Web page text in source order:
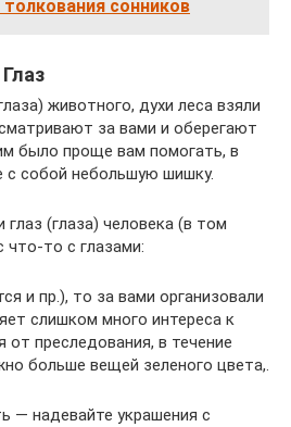
сонников
животного, духи леса взяли
за вами и оберегают
было проще вам помогать, в
с собой небольшую шишку.
(глаза) человека (в том
что-то с глазами:
и пр.), то за вами организовали
слишком много интереса к
преследования, в течение
больше вещей зеленого цвета,.
— надевайте украшения с